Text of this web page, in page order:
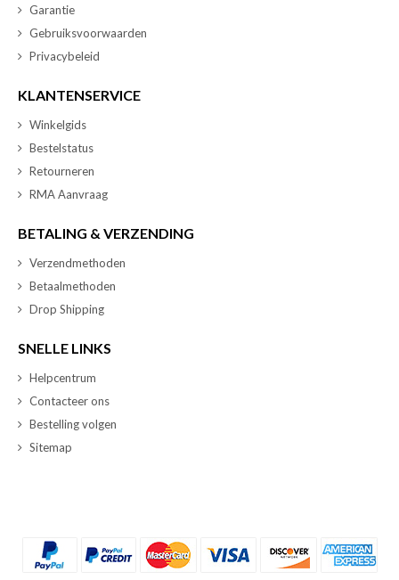
Garantie
Gebruiksvoorwaarden
Privacybeleid
KLANTENSERVICE
Winkelgids
Bestelstatus
Retourneren
RMA Aanvraag
BETALING & VERZENDING
Verzendmethoden
Betaalmethoden
Drop Shipping
SNELLE LINKS
Helpcentrum
Contacteer ons
Bestelling volgen
Sitemap